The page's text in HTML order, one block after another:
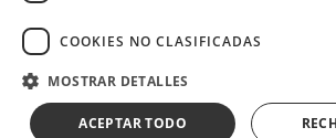
Derechos reservados.
COOKIES NO CLASIFICADAS
MOSTRAR DETALLES
ACEPTAR TODO